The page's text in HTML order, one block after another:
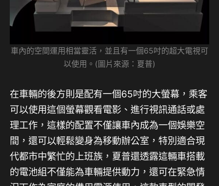
車內的空間運用相當靈活，並且有一個65吋的超大電視可
以使用。(圖片來源：夏普)
在車輛的後方則是配有一個65吋的大螢幕，乘客
可以使用這個螢幕觀看電影、進行視訊通話或處
理工作，這樣的配置不僅讓車內成為一個娛樂空
間，還可以輕鬆變身為移動辦公室，特別適合現
代都市中繁忙的上班族，夏普還透露這輛車搭載
的電池組不僅能為車輛提供動力，還可在緊急情